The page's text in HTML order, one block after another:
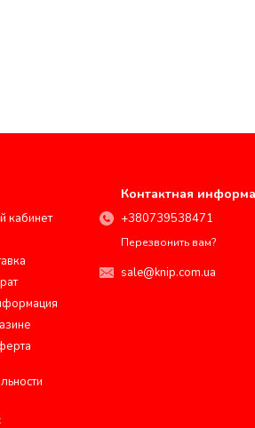
кабинет
Контактная
+380739538471
Перезвонить вам?
sale@knip.com.ua